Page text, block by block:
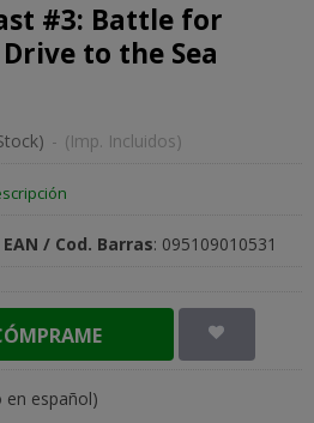
#3: Battle for
to the Sea
- (Imp. Incluidos)
EAN / Cod. Barras: 095109010531
en español)